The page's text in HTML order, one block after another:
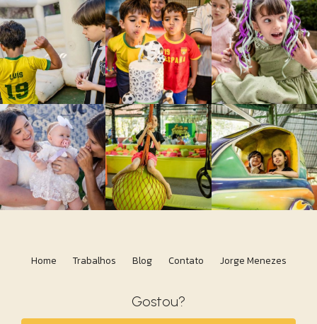
Home Trabalhos Blog Contato Jorge Menezes
Gostou?